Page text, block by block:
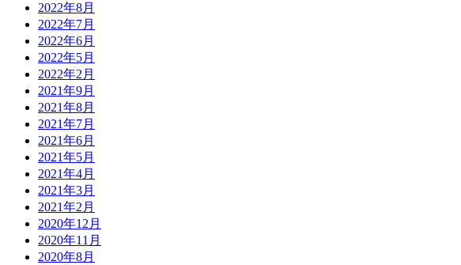
2022年8月
2022年7月
2022年6月
2022年5月
2022年2月
2021年9月
2021年8月
2021年7月
2021年6月
2021年5月
2021年4月
2021年3月
2021年2月
2020年12月
2020年11月
2020年8月